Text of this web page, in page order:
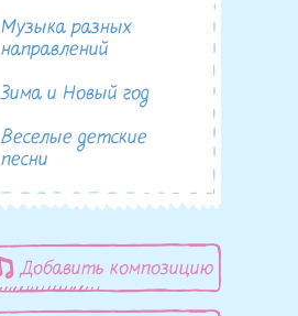
Музыка разных
направлений
Зима и Новый год
Веселые детские
песни
Добавить композицию